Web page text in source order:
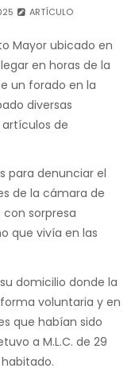
ARTÍCULO
Mayor ubicado en
en horas de la
un forado en la
diversas
artículos de
para denunciar el
de la cámara de
sorpresa
que vivía en las
domicilio donde la
voluntaria y en
que habían sido
a M.L.C. de 29